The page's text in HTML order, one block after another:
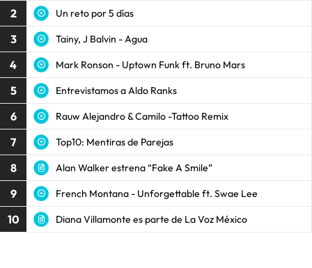
2 Un reto por 5 días
3 Tainy, J Balvin - Agua
4 Mark Ronson - Uptown Funk ft. Bruno Mars
5 Entrevistamos a Aldo Ranks
6 Rauw Alejandro & Camilo -Tattoo Remix
7 Top10: Mentiras de Parejas
8 Alan Walker estrena “Fake A Smile”
9 French Montana - Unforgettable ft. Swae Lee
10 Diana Villamonte es parte de La Voz México